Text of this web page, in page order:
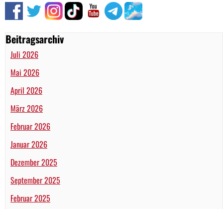
Beitragsarchiv
Juli 2026
Mai 2026
April 2026
März 2026
Februar 2026
Januar 2026
Dezember 2025
September 2025
Februar 2025